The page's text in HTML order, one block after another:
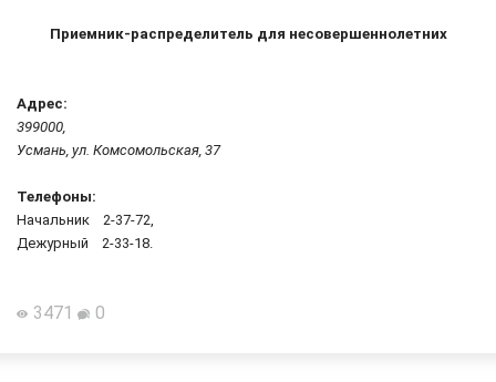
Приемник-распределитель для несовершеннолетних
Адрес:
399000,
Усмань, ул. Комсомольская, 37
Телефоны:
Начальник 2-37-72,
Дежурный 2-33-18.
3471 0